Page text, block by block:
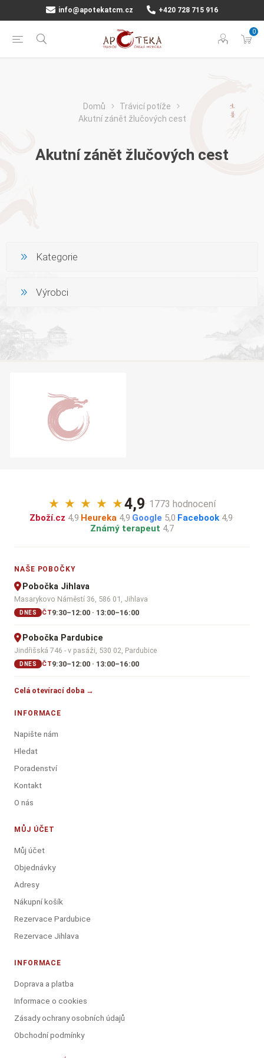
info@apotekatcm.cz +420 728 715 916
0
Domů
Trávicí potíže
Akutní zánět žlučových cest
Akutní zánět žlučových cest
Kategorie
Výrobci
★ ★ ★ ★ ★4,9· 1773 hodnocení
Zboží.cz 4,9·Heureka 4,9·Google 5,0·Facebook 4,9·
Známý terapeut 4,7
NAŠE POBOČKY
Pobočka Jihlava
Masarykovo Náměstí 36, 586 01, Jihlava
DNES ČT9:30–12:00 · 13:00–16:00
Pobočka Pardubice
Jindřišská 746 - v pasáži, 530 02, Pardubice
DNES ČT9:30–12:00 · 13:00–16:00
Celá otevírací doba →
INFORMACE
Napište nám
Hledat
Poradenství
Kontakt
O nás
MŮJ ÚČET
Můj účet
Objednávky
Adresy
Nákupní košík
Rezervace Pardubice
Rezervace Jihlava
INFORMACE
Doprava a platba
Informace o cookies
Zásady ochrany osobních údajů
Obchodní podmínky